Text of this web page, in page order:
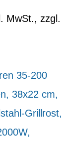
MwSt., zzgl.